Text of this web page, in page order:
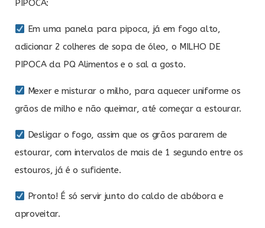
PIPOCA:
Em uma panela para pipoca, já em fogo alto,
adicionar 2 colheres de sopa de óleo, o MILHO DE
PIPOCA da PQ Alimentos e o sal a gosto.
Mexer e misturar o milho, para aquecer uniforme os
grãos de milho e não queimar, até começar a estourar.
Desligar o fogo, assim que os grãos pararem de
estourar, com intervalos de mais de 1 segundo entre os
estouros, já é o suficiente.
Pronto! É só servir junto do caldo de abóbora e
aproveitar.